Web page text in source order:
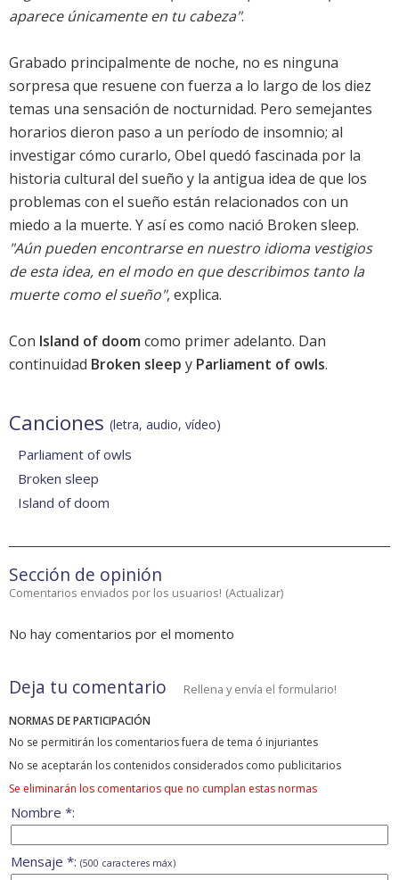
aparece únicamente en tu cabeza".
Grabado principalmente de noche, no es ninguna
sorpresa que resuene con fuerza a lo largo de los diez
temas una sensación de nocturnidad. Pero semejantes
horarios dieron paso a un período de insomnio; al
investigar cómo curarlo, Obel quedó fascinada por la
historia cultural del sueño y la antigua idea de que los
problemas con el sueño están relacionados con un
miedo a la muerte. Y así es como nació Broken sleep.
"Aún pueden encontrarse en nuestro idioma vestigios
de esta idea, en el modo en que describimos tanto la
muerte como el sueño", explica.
Con Island of doom como primer adelanto. Dan
continuidad Broken sleep y Parliament of owls.
Canciones (letra, audio, vídeo)
Parliament of owls
Broken sleep
Island of doom
Sección de opinión
Comentarios enviados por los usuarios! (Actualizar)
No hay comentarios por el momento
Deja tu comentario Rellena y envía el formulario!
NORMAS DE PARTICIPACIÓN
No se permitirán los comentarios fuera de tema ó injuriantes
No se aceptarán los contenidos considerados como publicitarios
Se eliminarán los comentarios que no cumplan estas normas
Nombre *:
Mensaje *: (500 caracteres máx)